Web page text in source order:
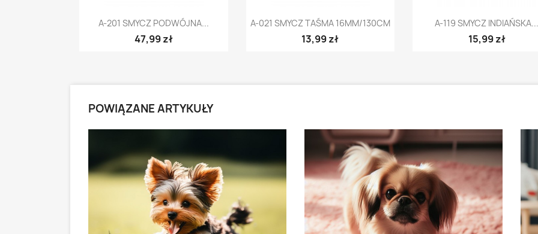
Szybki podgląd
A-201 SMYCZ PODWÓJNA...
47,99 zł
Szybki podgląd
A-021 SMYCZ TAŚMA 16MM/130CM
13,99 zł
 Szybki podgląd
A-119 SMYCZ INDIAŃSKA...
15,99 zł
POWIĄZANE ARTYKUŁY